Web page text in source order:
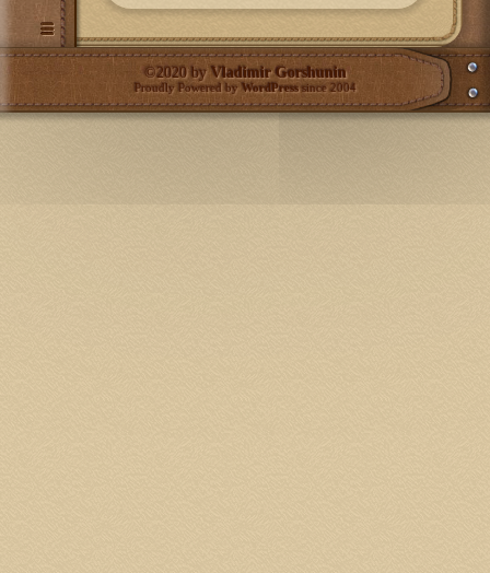
©2020 byVladimir Gorshunin
Proudly Powered by WordPresssince 2004